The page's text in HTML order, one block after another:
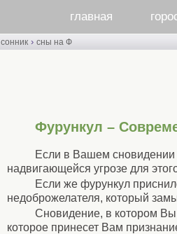
главная
сонник › сны на Ф
Фурункул –
Если в Вашем сновидении
надвигающейся угрозе для
Если же фурункул
недоброжелателя, который
Сновидение, в котором Вы
которое принесет Вам